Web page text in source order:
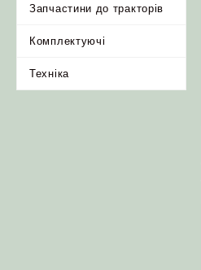
Запчастини до тракторів
Комплектуючі
Техніка